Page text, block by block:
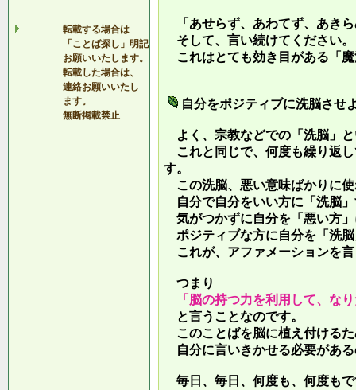
転載する場合は
「ことば探し」明記
お願いいたします。
転載した場合は、
連絡お願いいたし
ます。
無断掲載禁止
「あせらず、あわてず、あき
そして、言い続けてください。
これはとても効き目がある「
自分をポジティブに洗脳させ
よく、宗教などでの「洗脳」
これと同じで、何度も繰り返
す。
この洗脳、悪い意味ばかりに
自分で自分をいい方に「洗脳
気がつかずに自分を「悪い方
ポジティブな方に自分を「洗
これが、アファメーションを
つまり
「脳の持つ力を利用して、な
と言うことなのです。
このことばを脳に植え付ける
自分に言いきかせる必要があ
毎日、毎日、何度も、何度も